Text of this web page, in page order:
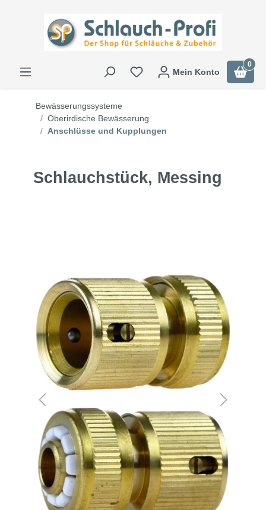
Mein Konto
0
Bewässerungssysteme
Oberirdische Bewässerung
Anschlüsse und Kupplungen
Schlauchstück, Messing